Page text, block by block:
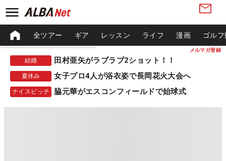
メルマガ登録
全ツアー ギア レッスン ライフ 漫画 ゴル
結婚 田村亜矢がラブラブ2ショット！！
夏休み 女子プロ4人が浴衣姿で長岡花火大会へ
ナイスピッチ 脇元華がエスコンフィールドで始球式